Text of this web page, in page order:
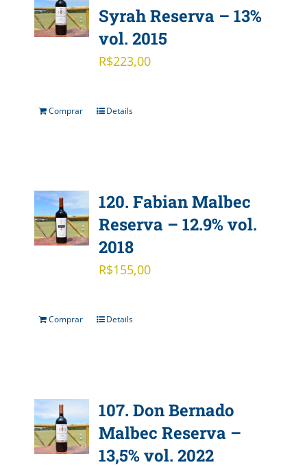
Syrah Reserva – 13%
vol. 2015
R$223,00
Comprar Details
120. Fabian Malbec
Reserva – 12.9% vol.
2018
R$155,00
Comprar Details
107. Don Bernado
Malbec Reserva –
13,5% vol. 2022